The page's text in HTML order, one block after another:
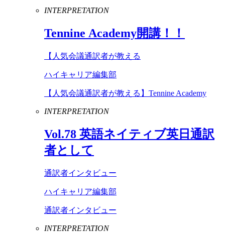
INTERPRETATION
Tennine Academy開講！！
【人気会議通訳者が教える
ハイキャリア編集部
【人気会議通訳者が教える】Tennine Academy
INTERPRETATION
Vol.78 英語ネイティブ英日通訳
者として
通訳者インタビュー
ハイキャリア編集部
通訳者インタビュー
INTERPRETATION